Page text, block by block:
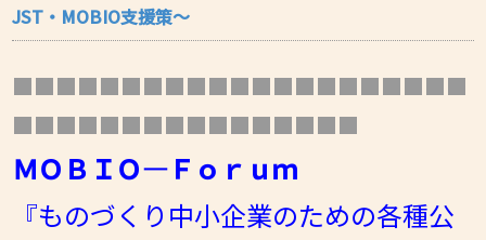
JST・MOBIO支援策～
■■■■■■■■■■■■■■■■■■■■■
■■■■■■■■■■■■■■■■
ＭＯＢＩＯ―Ｆｏｒｕｍ
『ものづくり中小企業のための各種公